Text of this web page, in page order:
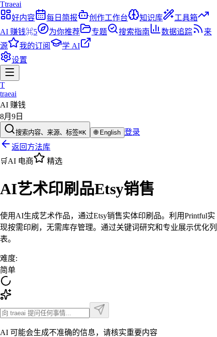
Ttraeai
好内容
每日简报 创作工作台 知识库
工具箱
AI 赚钱⌘5 为你推荐 专题 搜索指南 数据追踪
来
源
我的订阅
学 AI
设置
T
traeai
AI 赚钱
8月9日
搜索内容、来源、标签⌘K 🌐 English 登录
返回方法库
🛒 AI 电商 精选
AI艺术印刷品Etsy销售
使用AI生成艺术作品，通过Etsy销售实体印刷品。利用Printful实
现按需印刷，无需库存管理。通过关键词研究和专业展示优化列
表。
难度:
简单
AI 可能会生成不准确的信息，请核实重要内容